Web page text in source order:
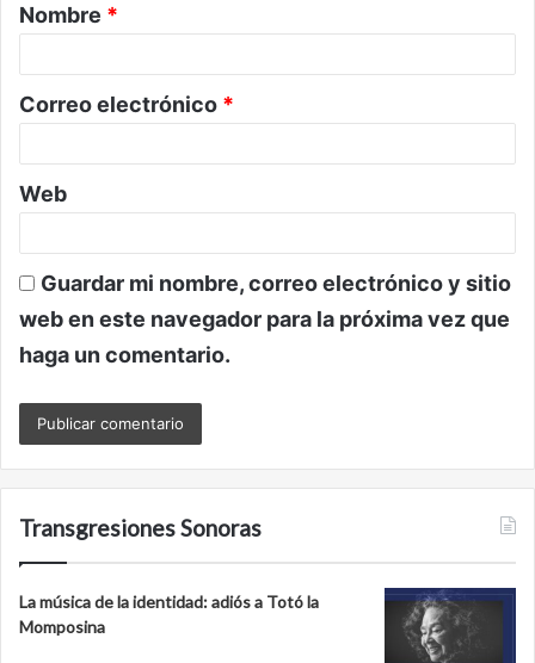
r
o
*
Nombre *
Correo electrónico *
Web
Guardar mi nombre, correo electrónico y sitio
web en este navegador para la próxima vez que
haga un comentario.
Transgresiones Sonoras
La música de la identidad: adiós a Totó la
Momposina